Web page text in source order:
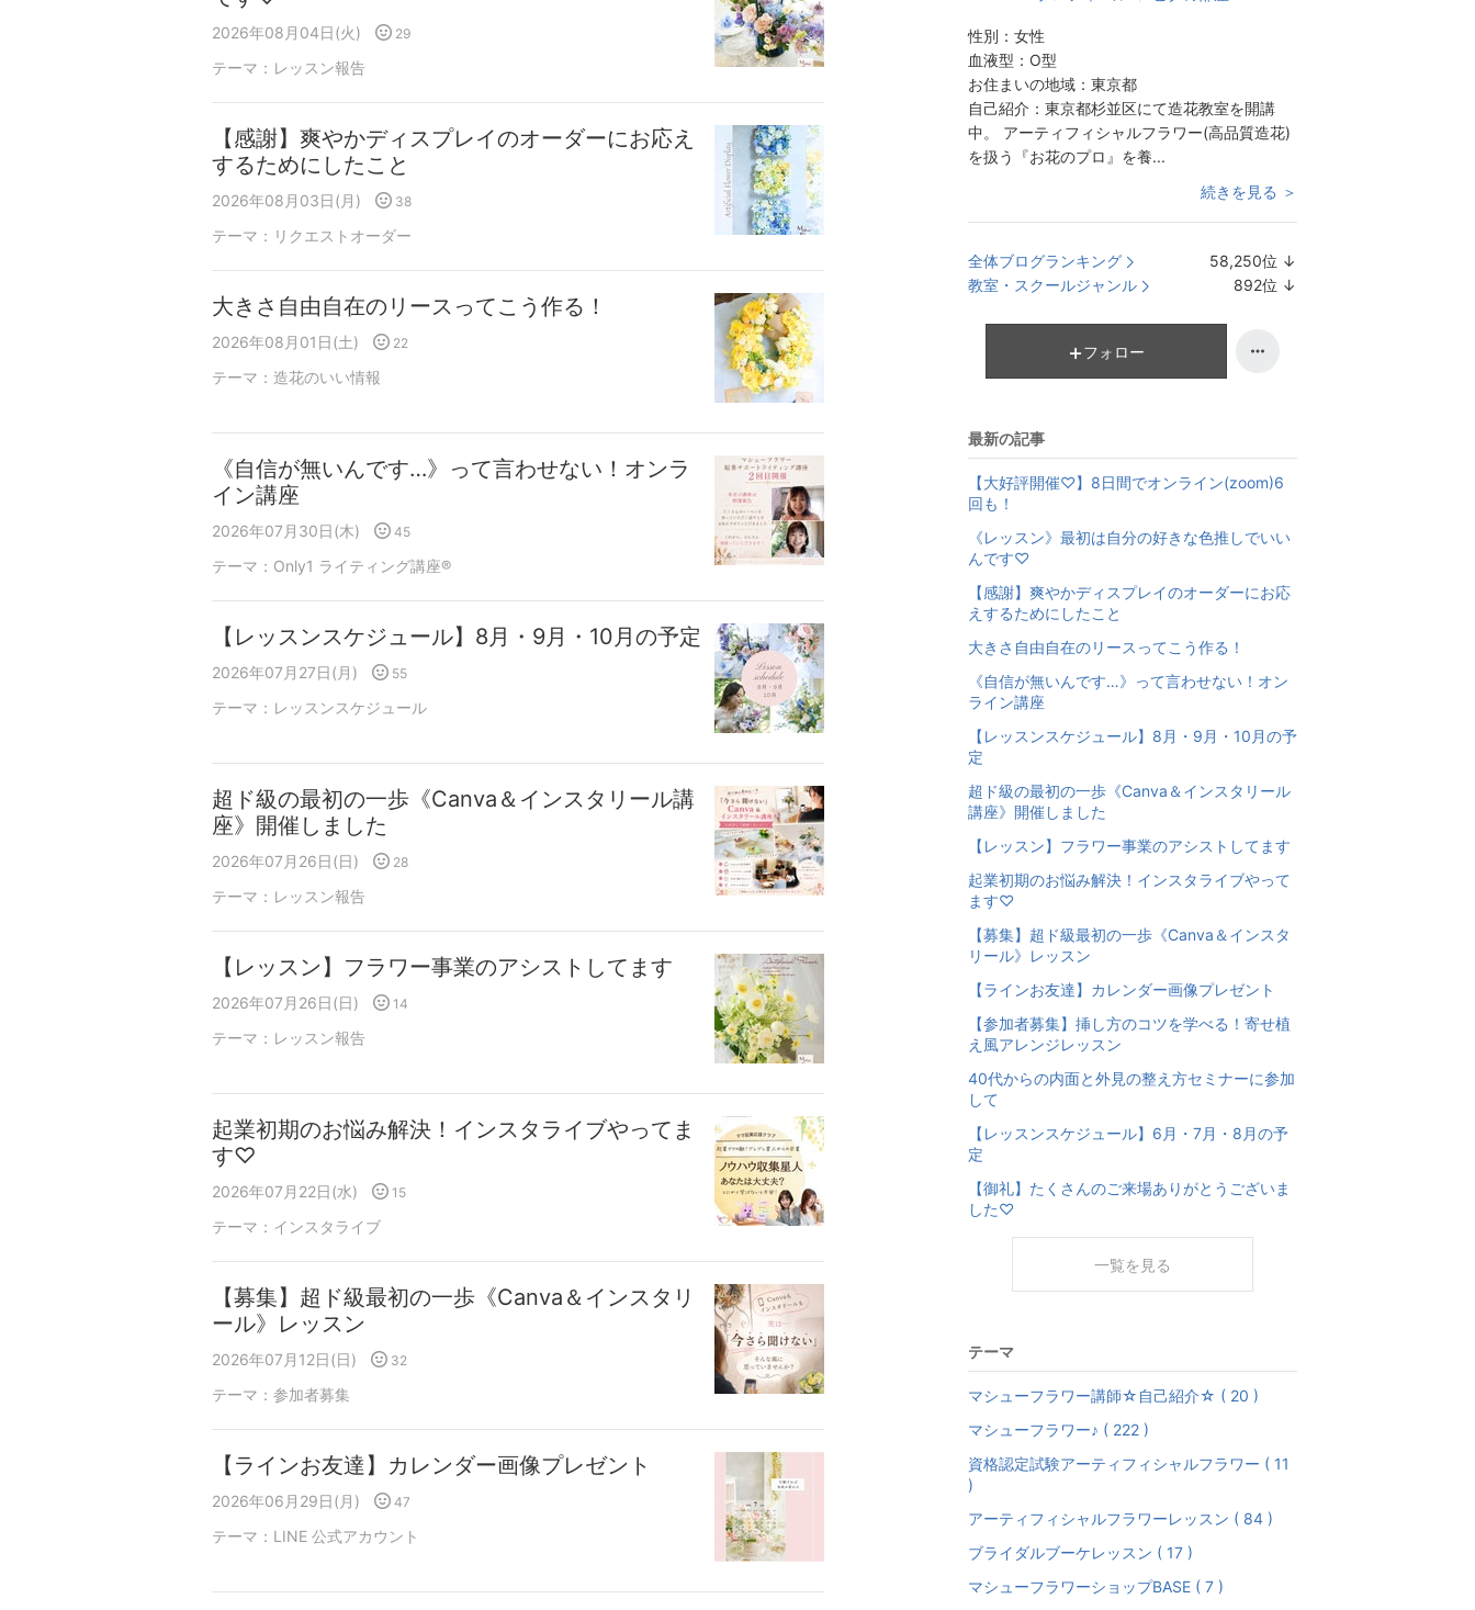
2026年08月04日(火) 29
テーマ： レッスン報告
【感謝】爽やかディスプレイのオーダーにお応え
するためにしたこと
2026年08月03日(月) 38
テーマ： リクエストオーダー
大きさ自由自在のリースってこう作る！
2026年08月01日(土) 22
テーマ： 造花のいい情報
《自信が無いんです…》って言わせない！オンラ
イン講座
2026年07月30日(木) 45
テーマ： Only1 ライティング講座®
【レッスンスケジュール】8月・9月・10月の予定
2026年07月27日(月) 55
テーマ： レッスンスケジュール
超ド級の最初の一歩《Canva＆インスタリール講
座》開催しました
2026年07月26日(日) 28
テーマ： レッスン報告
【レッスン】フラワー事業のアシストしてます
2026年07月26日(日) 14
テーマ： レッスン報告
起業初期のお悩み解決！インスタライブやってま
す♡
2026年07月22日(水) 15
テーマ： インスタライブ
【募集】超ド級最初の一歩《Canva＆インスタリ
ール》レッスン
2026年07月12日(日) 32
テーマ： 参加者募集
【ラインお友達】カレンダー画像プレゼント
2026年06月29日(月) 47
テーマ： LINE 公式アカウント
性別： 女性
血液型： O型
お住まいの地域： 東京都
自己紹介： 東京都杉並区にて造花教室を開講
中。 アーティフィシャルフラワー(高品質造花)
を扱う『お花のプロ』を養...
続きを見る ＞
全体ブログランキング 58,250位 ↓
教室・スクールジャンル 892位 ↓
フォロー
最新の記事
【大好評開催♡】8日間でオンライン(zoom)6
回も！
《レッスン》最初は自分の好きな色推しでいい
んです♡
【感謝】爽やかディスプレイのオーダーにお応
えするためにしたこと
大きさ自由自在のリースってこう作る！
《自信が無いんです…》って言わせない！オン
ライン講座
【レッスンスケジュール】8月・9月・10月の予
定
超ド級の最初の一歩《Canva＆インスタリール
講座》開催しました
【レッスン】フラワー事業のアシストしてます
起業初期のお悩み解決！インスタライブやって
ます♡
【募集】超ド級最初の一歩《Canva＆インスタ
リール》レッスン
【ラインお友達】カレンダー画像プレゼント
【参加者募集】挿し方のコツを学べる！寄せ植
え風アレンジレッスン
40代からの内面と外見の整え方セミナーに参加
して
【レッスンスケジュール】6月・7月・8月の予
定
【御礼】たくさんのご来場ありがとうございま
した♡
一覧を見る
テーマ
マシューフラワー講師☆自己紹介☆ ( 20 )
マシューフラワー♪ ( 222 )
資格認定試験アーティフィシャルフラワー ( 11
)
アーティフィシャルフラワーレッスン ( 84 )
ブライダルブーケレッスン ( 17 )
マシューフラワーショップBASE ( 7 )